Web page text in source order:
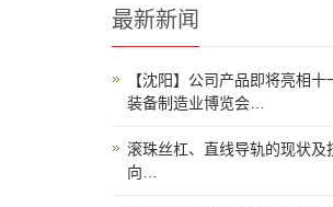
最新新闻
【沈阳】公司产品即将亮相十
装备制造业博览会…
滚珠丝杠、直线导轨的现状及
向…